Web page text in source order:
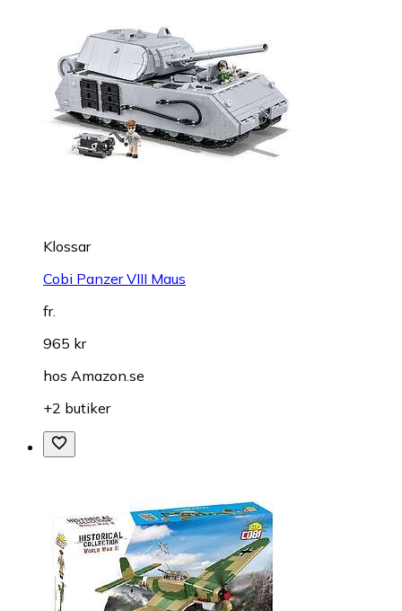
Klossar
Cobi Panzer VIII Maus
fr.
965 kr
hos Amazon.se
+2 butiker